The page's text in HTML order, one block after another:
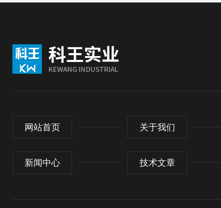
网站首页 关于我们
新闻中心 技术文章